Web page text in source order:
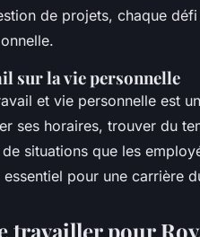
de projets, chaque
sur la vie personnelle
et vie personnelle est
ses horaires, trouver du
situations que les
pour une carrière
travailler pour